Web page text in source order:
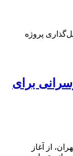
پروژه
برای
از آغاز